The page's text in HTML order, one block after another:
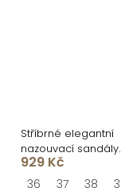
Stříbrné elegantní
nazouvací sandály
RIVENO
929 Kč
36 37 38